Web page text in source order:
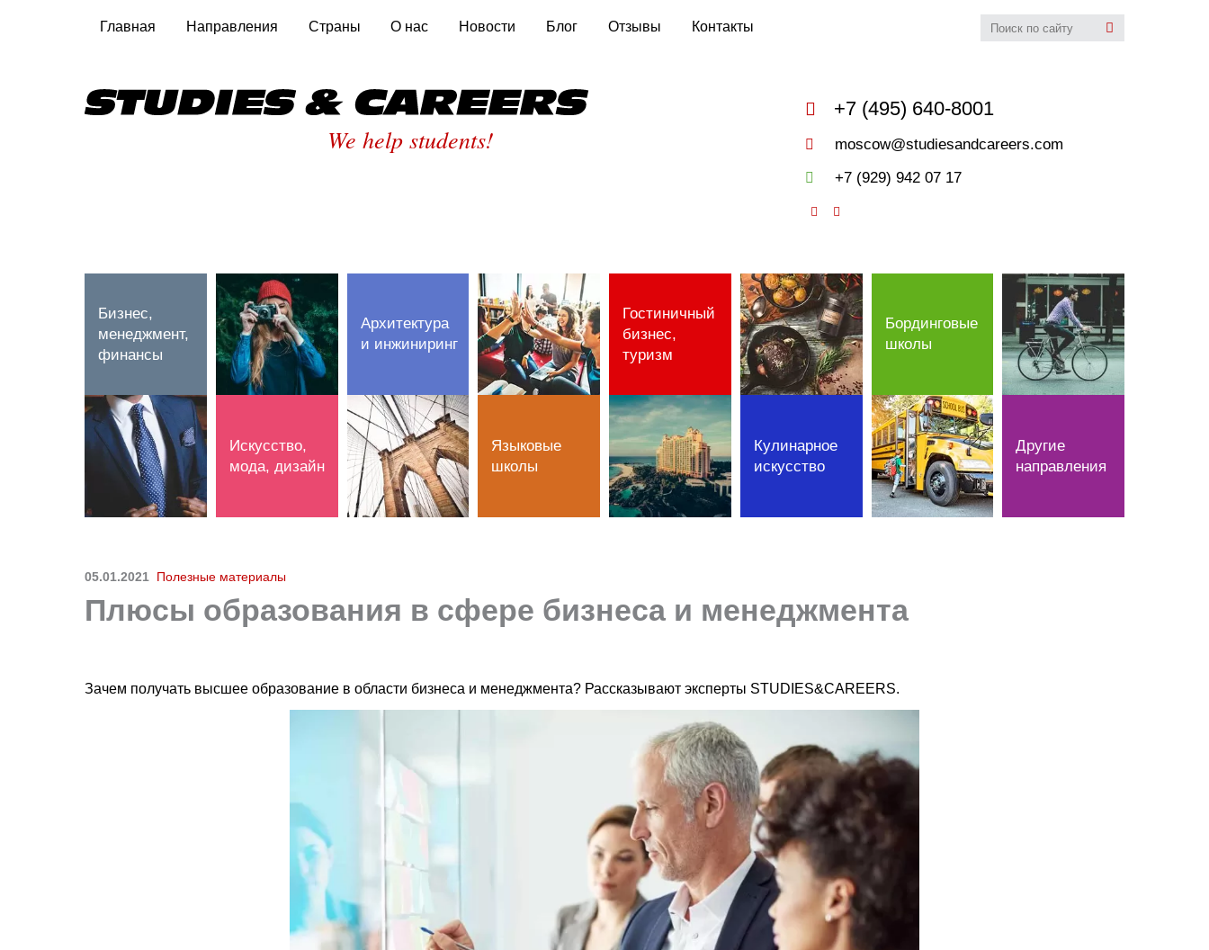
Главная Направления Страны О нас Новости Блог Отзывы Контакты
+7 (495) 640-8001
moscow@studiesandcareers.com
+7 (929) 942 07 17
We help students!
Бизнес,
менеджмент,
финансы
Искусство,
мода, дизайн
Архитектура
и инжиниринг
Языковые
школы
Гостиничный
бизнес,
туризм
Кулинарное
искусство
Бординговые
школы
Другие
направления
05.01.2021 Полезные материалы
Плюсы образования в сфере бизнеса и менеджмента
Зачем получать высшее образование в области бизнеса и менеджмента? Рассказывают эксперты STUDIES&CAREERS.